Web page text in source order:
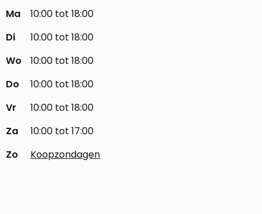
Ma
10:00 tot 18:00
Di
10:00 tot 18:00
Wo
10:00 tot 18:00
Do
10:00 tot 18:00
Vr
10:00 tot 18:00
Za
10:00 tot 17:00
Zo
Koopzondagen